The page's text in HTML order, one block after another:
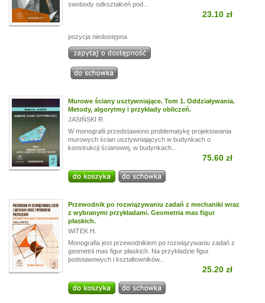
swobody odkształceń pod...
23.10 zł
pozycja niedostępna
Murowe ściany usztywniające. Tom 1. Oddziaływania.
Metody, algorytmy i przykłady obliczeń.
JASIŃSKI R.
W monografii przedstawiono problematykę projektowania
murowych ścian usztywniających w budynkach o
konstrukcji ścianowej, w budynkach...
75.60 zł
Przewodnik po rozwiązywaniu zadań z mechaniki wraz
z wybranymi przykładami. Geometria mas figur
płaskich.
WITEK H.
Monografia jest przewodnikiem po rozwiązywaniu zadań z
geometrii mas figur płaskich. Na przykładzie figur
podstawowych i kształtowników...
25.20 zł